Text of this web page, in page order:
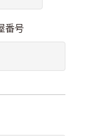
番号